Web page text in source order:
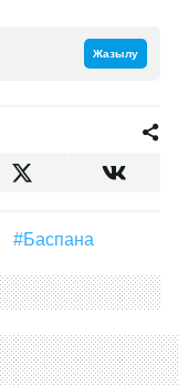
Жазылу
#баспана